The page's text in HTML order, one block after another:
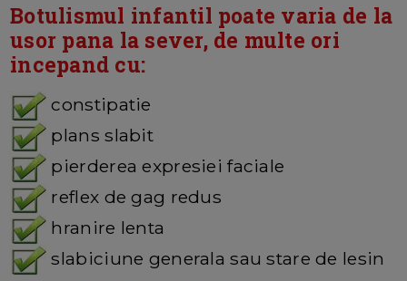
Botulismul infantil poate varia de la
usor pana la sever, de multe ori
incepand cu:
constipatie
plans slabit
pierderea expresiei faciale
reflex de gag redus
hranire lenta
slabiciune generala sau stare de lesin